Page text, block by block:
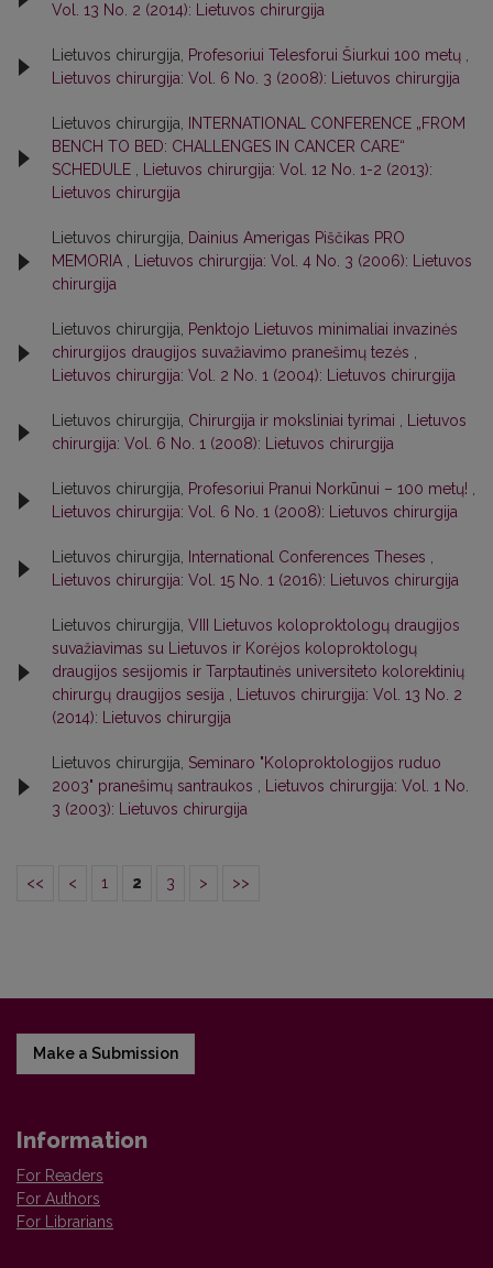
Vol. 13 No. 2 (2014): Lietuvos chirurgija
Lietuvos chirurgija, Profesoriui Telesforui Šiurkui 100 metų
Lietuvos chirurgija: Vol. 6 No. 3 (2008): Lietuvos chirurgija
Lietuvos chirurgija,
INTERNATIONAL CONFERENCE „FROM
BENCH TO BED: CHALLENGES IN CANCER CARE“
SCHEDULE
Lietuvos chirurgija: Vol. 12 No. 1-2 (2013):
Lietuvos chirurgija
Lietuvos chirurgija,
Dainius Amerigas Piščikas PRO
MEMORIA
Lietuvos chirurgija: Vol. 4 No. 3 (2006): Lietuvos
chirurgija
Lietuvos chirurgija,
Penktojo Lietuvos minimaliai invazinės
chirurgijos draugijos suvažiavimo pranešimų tezės
Lietuvos chirurgija: Vol. 2 No. 1 (2004): Lietuvos chirurgija
Lietuvos chirurgija, Chirurgija ir moksliniai tyrimai
Lietuvos
chirurgija: Vol. 6 No. 1 (2008): Lietuvos chirurgija
Lietuvos chirurgija, Profesoriui Pranui Norkūnui – 100 metų!
Lietuvos chirurgija: Vol. 6 No. 1 (2008): Lietuvos chirurgija
Lietuvos chirurgija, International Conferences Theses
Lietuvos chirurgija: Vol. 15 No. 1 (2016): Lietuvos chirurgija
Lietuvos chirurgija, VIII Lietuvos koloproktologų draugijos
suvažiavimas su Lietuvos ir Korėjos koloproktologų
draugijos sesijomis ir Tarptautinės universiteto kolorektinių
chirurgų draugijos sesija
Lietuvos chirurgija: Vol. 13 No. 2
(2014): Lietuvos chirurgija
Lietuvos chirurgija, Seminaro "Koloproktologijos ruduo
2003" pranešimų santraukos
Lietuvos chirurgija: Vol. 1 No.
3 (2003): Lietuvos chirurgija
<< < 1 2 3 > >>
Make a Submission
Information
For Readers
For Authors
For Librarians